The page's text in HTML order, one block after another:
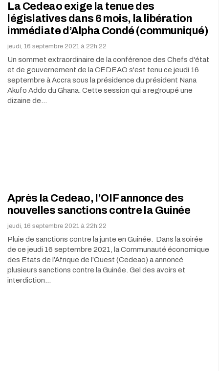
La Cedeao exige la tenue des
législatives dans 6 mois, la libération
immédiate d’Alpha Condé (communiqué)
jeudi, 16 septembre 2021 à 22h:22
Un sommet extraordinaire de la conférence des Chefs d'état
et de gouvernement de la CEDEAO s'est tenu ce jeudi 16
septembre à Accra sous la présidence du président Nana
Akufo Addo du Ghana. Cette session qui a regroupé une
dizaine de…
Après la Cedeao, l’OIF annonce des
nouvelles sanctions contre la Guinée
jeudi, 16 septembre 2021 à 22h:22
Pluie de sanctions contre la junte en Guinée. Dans la soirée
de ce jeudi 16 septembre 2021, la Communauté économique
des Etats de l’Afrique de l’Ouest (Cedeao) a annoncé
plusieurs sanctions contre la Guinée. Gel des avoirs et
interdiction…